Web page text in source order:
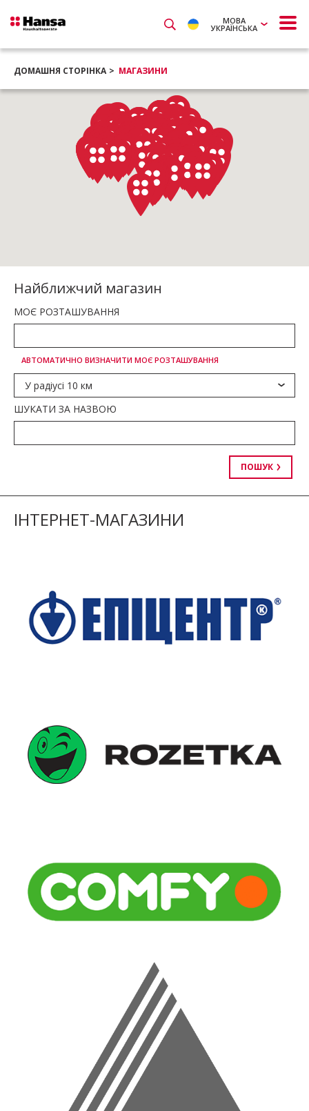
МОВА
УКРАЇНСЬКА
ДОМАШНЯ СТОРІНКА МАГАЗИНИ
Найближчий магазин
МОЄ РОЗТАШУВАННЯ
АВТОМАТИЧНО ВИЗНАЧИТИ МОЄ РОЗТАШУВАННЯ
У радіусі 10 км
ШУКАТИ ЗА НАЗВОЮ
ПОШУК
ІНТЕРНЕТ-МАГАЗИНИ